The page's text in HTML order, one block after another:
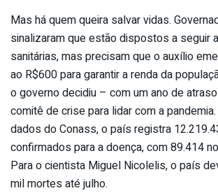
Mas há quem queira salvar vidas.
sinalizaram que estão dispostos a seguir
sanitárias, mas precisam que o auxílio
ao R$600 para garantir a renda da
o governo decidiu – com um ano de
comitê de crise para lidar com a
dados do Conass, o país registra
confirmados para a doença, com 89.414
Para o cientista Miguel Nicolelis, o país
mil mortes até julho.